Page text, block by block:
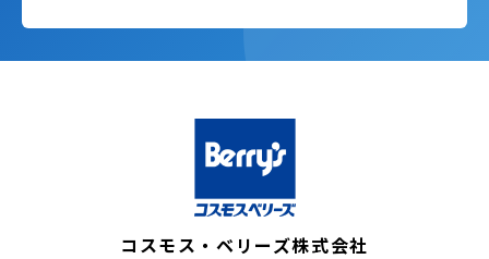
コスモス・ベリーズ株式会社